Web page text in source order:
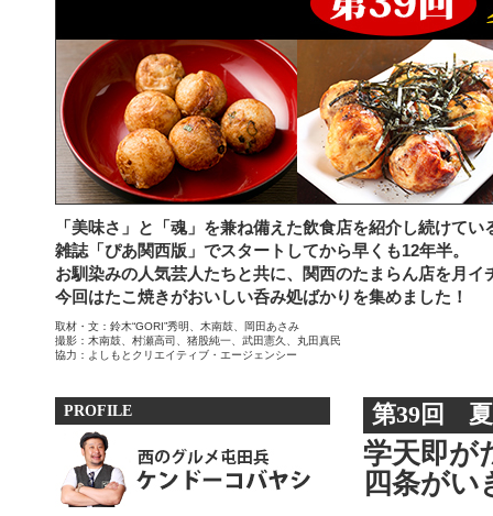
「美味さ」と「魂」を兼ね備えた飲食店を紹介し続けてい
雑誌「ぴあ関西版」でスタートしてから早くも12年半。
お馴染みの人気芸人たちと共に、関西のたまらん店を月イ
今回はたこ焼きがおいしい呑み処ばかりを集めました！
取材・文：鈴木“GORI”秀明、木南鼓、岡田あさみ
撮影：木南鼓、村瀬高司、猪股純一、武田憲久、丸田真民
協力：よしもとクリエイティブ・エージェンシー
PROFILE 第39回 夏
学天即が
四条が